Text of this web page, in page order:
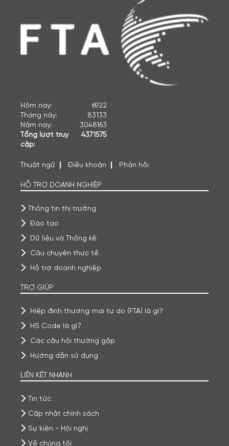
Hôm nay:
6922
Tháng này:
83133
Năm nay:
3048163
Tổng lượt truy
cập:
4371575
Thuật ngữ Điều khoản Phản hồi
HỖ TRỢ DOANH NGHIỆP
Thông tin thị trường
Đào tạo
Dữ liệu và Thống kê
Câu chuyện thực tế
Hỗ trợ doanh nghiệp
TRỢ GIÚP
Hiệp định thương mại tự do (FTA) là gì?
HS Code là gì?
Các câu hỏi thường gặp
Hướng dẫn sử dụng
LIÊN KẾT NHANH
Tin tức
Cập nhật chính sách
Sự kiện - Hội nghị
Về chúng tôi